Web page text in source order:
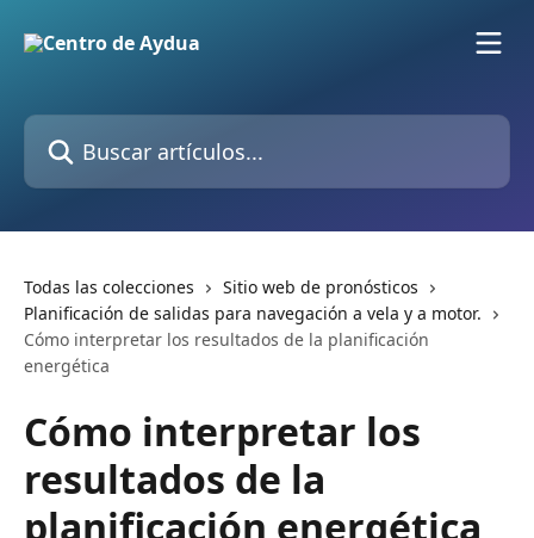
Buscar artículos...
Todas las colecciones
Sitio web de pronósticos
Planificación de salidas para navegación a vela y a motor.
Cómo interpretar los resultados de la planificación
energética
Cómo interpretar los
resultados de la
planificación energética